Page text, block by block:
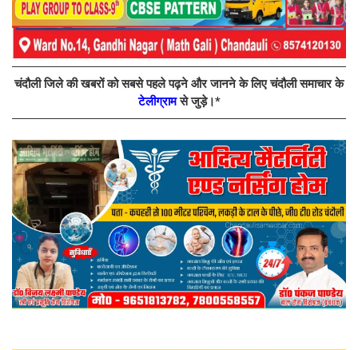
चंदौली जिले की खबरों को सबसे पहले पढ़ने और जानने के लिए चंदौली समाचार के
टेलीग्रामसे जुड़े।*